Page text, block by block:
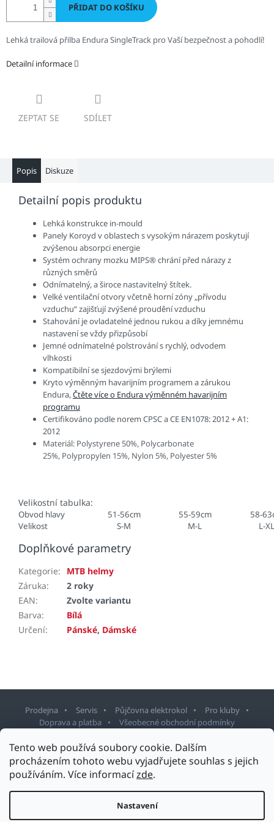
Tento web používá soubory cookie. Dalším
procházením tohoto webu vyjadřujete souhlas s jejich
používáním. Více informacízde.
Nastavení
PŘIDAT DO KOŠÍKU
Lehká trailová přilba Endura SingleTrack pro Vaší bezpečnost a pohodlí!
Detailní informace
ZEPTAT SE SDÍLET
Popis Diskuze
Detailní popis produktu
Lehká konstrukce in-mould
Panely Koroyd v oblastech s vysokým nárazem poskytují
zvýšenou absorpci energie
Systém ochrany mozku MIPS® chrání před nárazy z
různých směrů
Odnímatelný, a široce nastavitelný štítek.
Velké ventilační otvory včetně horní zóny „přívodu
vzduchu“ zajišťují zvýšené proudění vzduchu
Stahování je ovladatelné jednou rukou a díky jemnému
nastavení se vždy přizpůsobí
Jemné odnímatelné polstrování s rychlý, odvodem
vlhkosti
Kompatibilní se sjezdovými brýlemi
Kryto výměnným havarijním programem a zárukou
Endura,Čtěte více o Endura výměnném havarijním
programu
Certifikováno podle norem CPSC a CE EN1078: 2012 + A1:
2012
Materiál: Polystyrene 50%, Polycarbonate
25%, Polypropylen 15%, Nylon 5%, Polyester 5%
Velikostní tabulka:
Obvod hlavy 51-56cm 55-59cm
58-
Velikost
S-M M-L L-XL
Doplňkové parametry
Kategorie:
MTB helmy
Záruka:
2 roky
EAN:
Zvolte variantu
Barva:
Bílá
Určení: Pánské, Dámské
Prodejna Servis Půjčovna elektrokol
Pro kluby
Doprava a platba
Všeobecné obchodní podmínky
Upravit nastavení cookies
Design šablony vytvořilShoptetak.cz